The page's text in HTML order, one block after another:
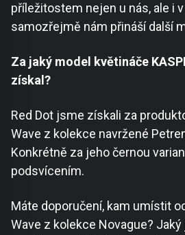
příležitostem nejen u nás, ale i
samozřejmě nám přináší další
Za jaký model květináče
získal?
Red Dot jsme získali za
Wave z kolekce navržené
Konkrétně za jeho černou
podsvícením.
Máte doporučení, kam umístit
Wave z kolekce Novague?